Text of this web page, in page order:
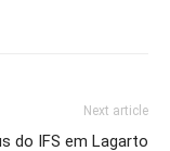
Next article
do IFS em Lagarto